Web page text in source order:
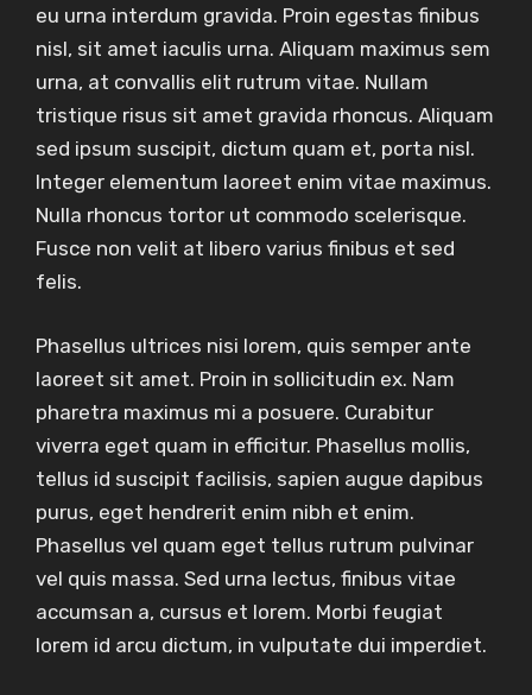
eu urna interdum gravida. Proin egestas finibus
nisl, sit amet iaculis urna. Aliquam maximus sem
urna, at convallis elit rutrum vitae. Nullam
tristique risus sit amet gravida rhoncus. Aliquam
sed ipsum suscipit, dictum quam et, porta nisl.
Integer elementum laoreet enim vitae maximus.
Nulla rhoncus tortor ut commodo scelerisque.
Fusce non velit at libero varius finibus et sed
felis.
Phasellus ultrices nisi lorem, quis semper ante
laoreet sit amet. Proin in sollicitudin ex. Nam
pharetra maximus mi a posuere. Curabitur
viverra eget quam in efficitur. Phasellus mollis,
tellus id suscipit facilisis, sapien augue dapibus
purus, eget hendrerit enim nibh et enim.
Phasellus vel quam eget tellus rutrum pulvinar
vel quis massa. Sed urna lectus, finibus vitae
accumsan a, cursus et lorem. Morbi feugiat
lorem id arcu dictum, in vulputate dui imperdiet.